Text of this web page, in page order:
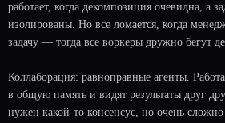
работает, когда декомпозиция очевидна, а
изолированы. Но все ломается, когда
задачу — тогда все воркеры дружно бегут
Коллаборация: равноправные агенты.
в общую память и видят результаты друг
нужен какой-то консенсус, но очень
сполезными статьями по
программированию